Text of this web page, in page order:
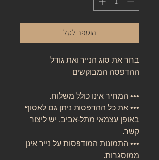
הוספה לסל
בחר את סוג הנייר ואת גודל
ההדפסה המבוקשים
••• המחיר אינו כולל משלוח.
••• את כל ההדפסות ניתן גם לאסוף
באופן עצמאי מתל-אביב. יש ליצור
קשר.
••• התמונות המודפסות על נייר אינן
ממוסגרות.